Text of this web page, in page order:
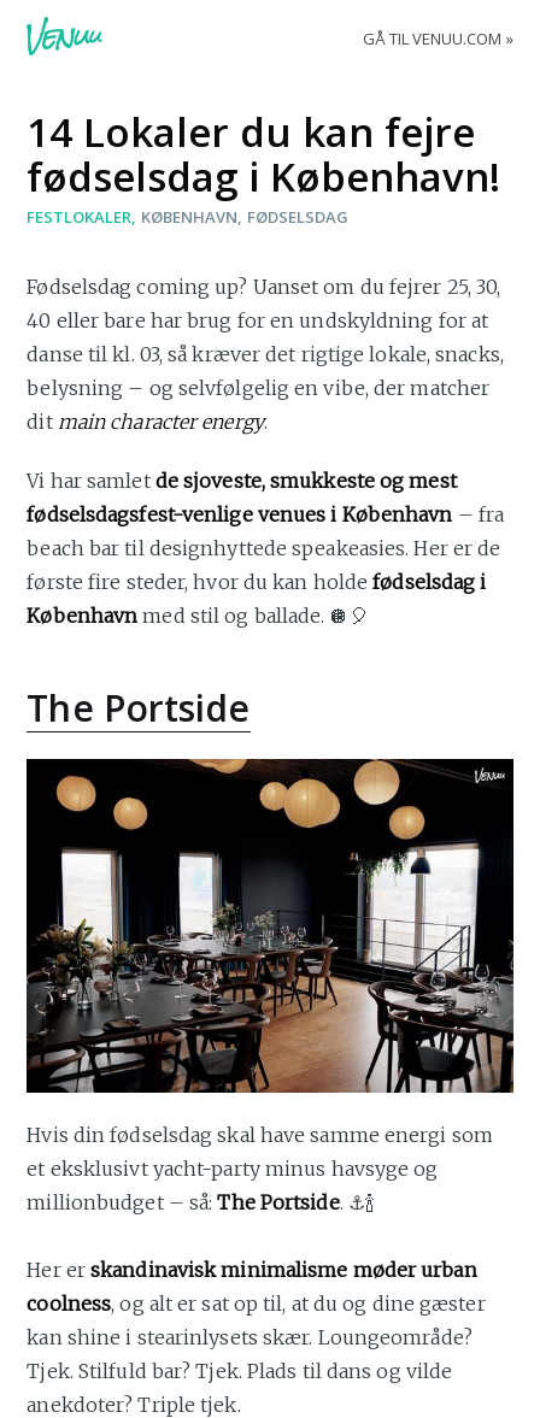
GÅ TIL VENUU.COM
14 Lokaler du kan fejre
fødselsdag i København!
FESTLOKALER KØBENHAVN FØDSELSDAG
Fødselsdag coming up? Uanset om du fejrer 25, 30,
40 eller bare har brug for en undskyldning for at
danse til kl. 03, så kræver det rigtige lokale, snacks,
belysning – og selvfølgelig en vibe, der matcher
dit main character energy.
Vi har samlet de sjoveste, smukkeste og mest
fødselsdagsfest-venlige venues i København – fra
beach bar til designhyttede speakeasies. Her er de
første fire steder, hvor du kan holdefødselsdag i
København med stil og ballade. 🪩🎈
The Portside
Hvis din fødselsdag skal have samme energi som
et eksklusivt yacht-party minus havsyge og
millionbudget – så:The Portside. ⚓🍾
Her erskandinavisk minimalisme møder urban
coolness, og alt er sat op til, at du og dine gæster
kan shine i stearinlysets skær. Loungeområde?
Tjek. Stilfuld bar? Tjek. Plads til dans og vilde
anekdoter? Triple tjek.